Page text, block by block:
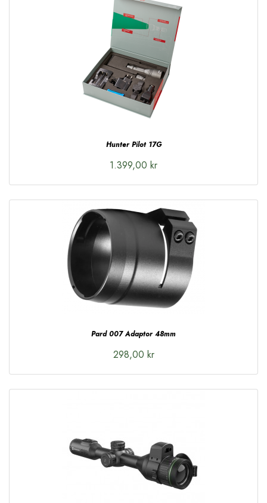
Hunter Pilot 17G
1.399,00 kr
Pard 007 Adaptor 48mm
298,00 kr